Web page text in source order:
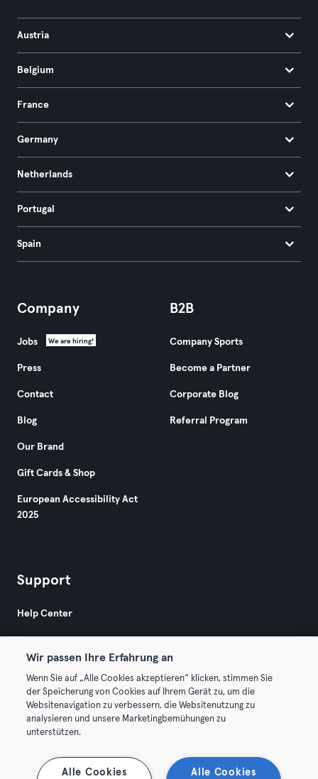
Austria
Belgium
France
Germany
Netherlands
Portugal
Spain
Company
Jobs We are hiring!
Press
Contact
Blog
Our Brand
Gift Cards & Shop
European Accessibility Act
2025
B2B
Company Sports
Become a Partner
Corporate Blog
Referral Program
Support
Help Center
© 2026 Urban Sports Group GmbH. All rights reserved.
Terms & Conditions
Terminate contracts here Withdraw contracts here
Wir passen Ihre Erfahrung an
Wenn Sie auf „Alle Cookies akzeptieren“ klicken, stimmen Sie
der Speicherung von Cookies auf Ihrem Gerät zu, um die
Websitenavigation zu verbessern, die Websitenutzung zu
analysieren und unsere Marketingbemühungen zu
unterstützen.
Alle Cookies
Alle Cookies